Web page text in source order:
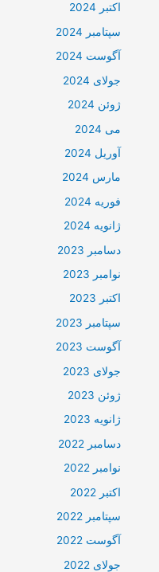
اکتبر 2024
سپتامبر 2024
آگوست 2024
جولای 2024
ژوئن 2024
می 2024
آوریل 2024
مارس 2024
فوریه 2024
ژانویه 2024
دسامبر 2023
نوامبر 2023
اکتبر 2023
سپتامبر 2023
آگوست 2023
جولای 2023
ژوئن 2023
ژانویه 2023
دسامبر 2022
نوامبر 2022
اکتبر 2022
سپتامبر 2022
آگوست 2022
جولای 2022